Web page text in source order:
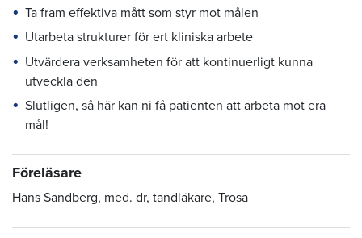
Ta fram effektiva mått som styr mot målen
Utarbeta strukturer för ert kliniska arbete
Utvärdera verksamheten för att kontinuerligt kunna
utveckla den
Slutligen, så här kan ni få patienten att arbeta mot era
mål!
Föreläsare
Hans Sandberg, med. dr, tandläkare, Trosa